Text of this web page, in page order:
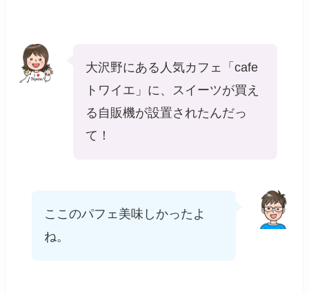
大沢野にある人気カフェ「cafe
トワイエ」に、スイーツが買え
る自販機が設置されたんだっ
て！
ここのパフェ美味しかったよ
ね。